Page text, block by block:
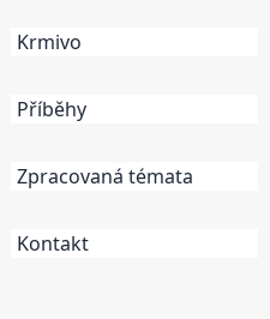
Krmivo
Příběhy
Zpracovaná témata
Kontakt